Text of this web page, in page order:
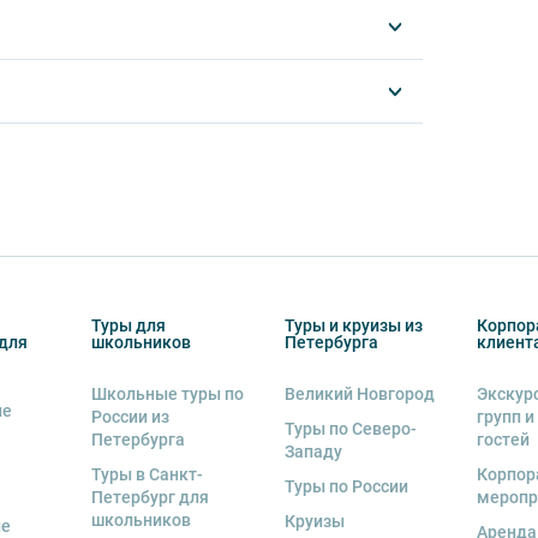
алкоголь.
использования мобильных устройств
правила поведения на экскурсии.
или отменить экскурсию полностью
ливнями, наводнениями,
мажорными обстоятельствами; а также,
Туры для
школьников
Школьные туры по
России из
Петербурга
Туры в Санкт-
Петербург для
школьников
Туры и круизы из
Петербурга
Великий Новгород
Туры по Северо-
Западу
Туры по России
Круизы
групп
гостей